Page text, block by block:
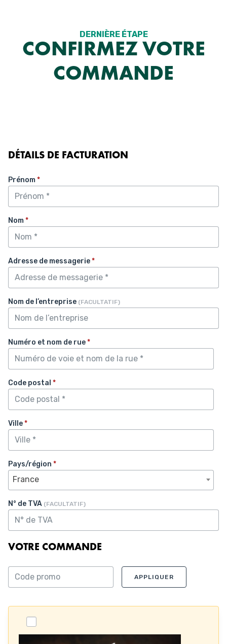
DERNIÈRE ÉTAPE
CONFIRMEZ VOTRE
COMMANDE
DÉTAILS DE FACTURATION
Prénom*
Nom*
Adresse de messagerie*
Nom de l’entreprise (FACULTATIF)
Numéro et nom de rue*
Code postal *
Ville*
Pays/région *
France
N° de TVA (FACULTATIF)
VOTRE COMMANDE
APPLIQUER